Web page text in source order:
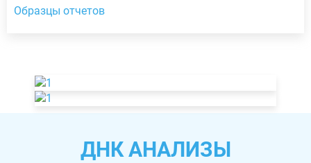
Образцы отчетов
ДНК АНАЛИЗЫ